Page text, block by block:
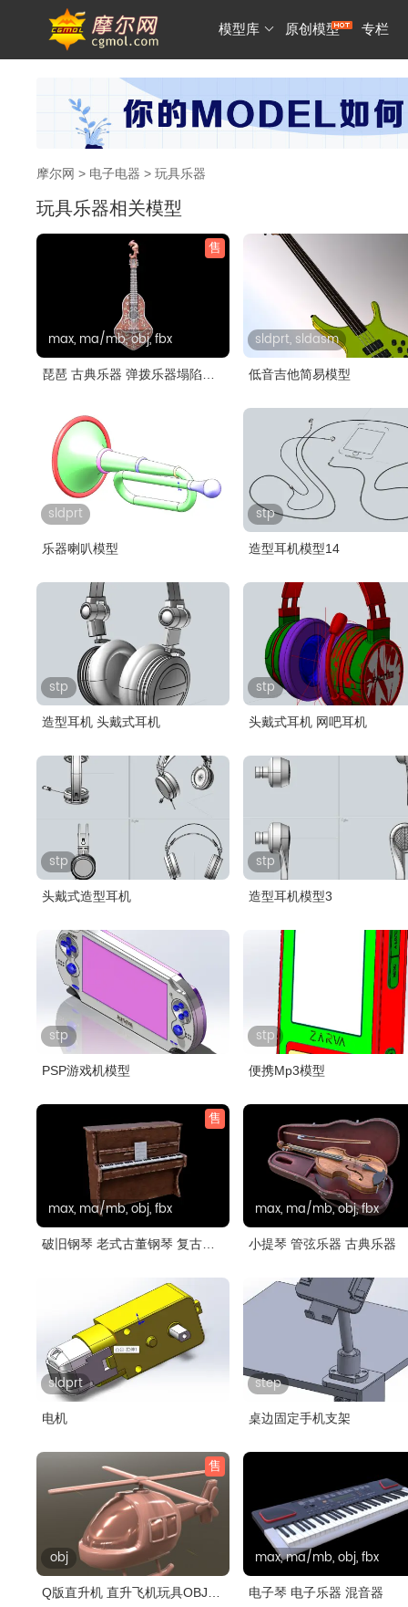
模型库 原创模型 专栏
摩尔网 > 电子电器 > 玩具乐器
玩具乐器相关模型
售
max, ma/mb, obj, fbx
琵琶 古典乐器 弹拨乐器塌陷模
sldprt, sldasm
低音吉他简易模型
sldprt
乐器喇叭模型
stp
造型耳机模型14
stp
造型耳机 头戴式耳机
stp
头戴式耳机 网吧耳机
stp
头戴式造型耳机
stp
造型耳机模型3
stp
PSP游戏机模型
stp
便携Mp3模型
售
max, ma/mb, obj, fbx
破旧钢琴 老式古董钢琴 复古钢
max, ma/mb, obj, fbx
小提琴 管弦乐器 古典乐器
sldprt
电机
step
桌边固定手机支架
售
obj
Q版直升机 直升飞机玩具OBJ模
max, ma/mb, obj, fbx
电子琴 电子乐器 混音器